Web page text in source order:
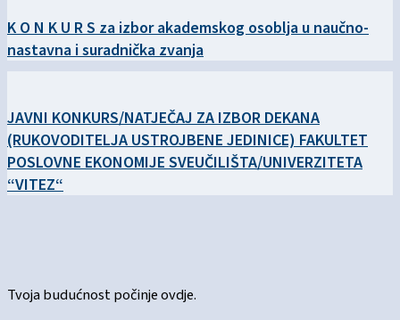
K O N K U R S za izbor akademskog osoblja u naučno-
nastavna i suradnička zvanja
JAVNI KONKURS/NATJEČAJ ZA IZBOR DEKANA
(RUKOVODITELJA USTROJBENE JEDINICE) FAKULTET
POSLOVNE EKONOMIJE SVEUČILIŠTA/UNIVERZITETA
“VITEZ“
Tvoja budućnost počinje ovdje.